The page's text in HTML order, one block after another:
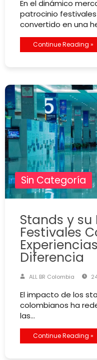
En el dinámico
patrocinio
convertido en una
Continue Reading »
Sin Categoría
Stands y
Festivales
Diferencia
ALL BR Colombia
El impacto de los
colombianos ha
las…
Continue Reading »